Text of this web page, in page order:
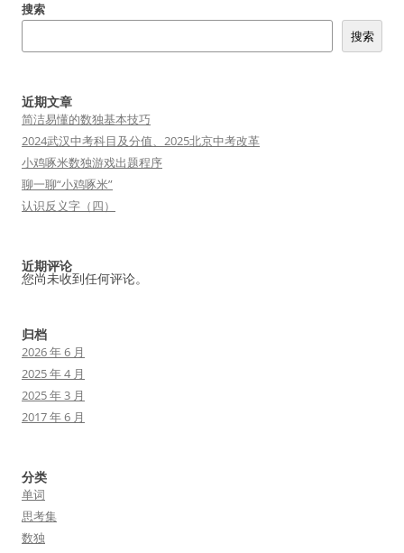
搜索
搜索
近期文章
简洁易懂的数独基本技巧
2024武汉中考科目及分值、2025北京中考改革
小鸡啄米数独游戏出题程序
聊一聊“小鸡啄米”
认识反义字（四）
近期评论
您尚未收到任何评论。
归档
2026 年 6 月
2025 年 4 月
2025 年 3 月
2017 年 6 月
分类
单词
思考集
数独